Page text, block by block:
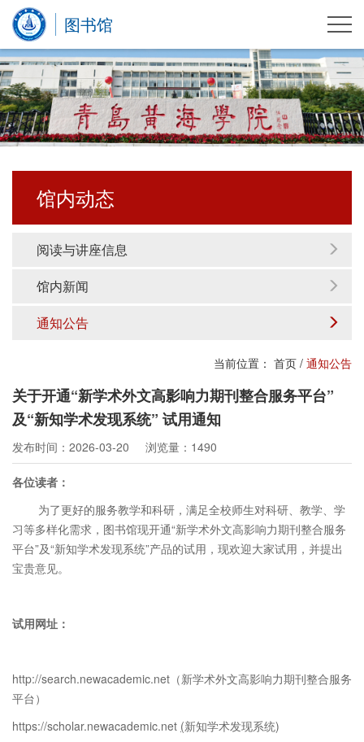
图书馆
馆内动态
阅读与讲座信息
馆内新闻
通知公告
当前位置： 首页 / 通知公告
关于开通“新学术外文高影响力期刊整合服务平台”
及“新知学术发现系统” 试用通知
发布时间：2026-03-20 浏览量：1490
各位读者：
为了更好的服务教学和科研，满足全校师生对科研、教学、学
习等多样化需求，图书馆现开通“新学术外文高影响力期刊整合服务
平台”及“新知学术发现系统”产品的试用，现欢迎大家试用，并提出
宝贵意见。
试用网址：
http://search.newacademic.net（新学术外文高影响力期刊整合服务
平台）
https://scholar.newacademic.net (新知学术发现系统)